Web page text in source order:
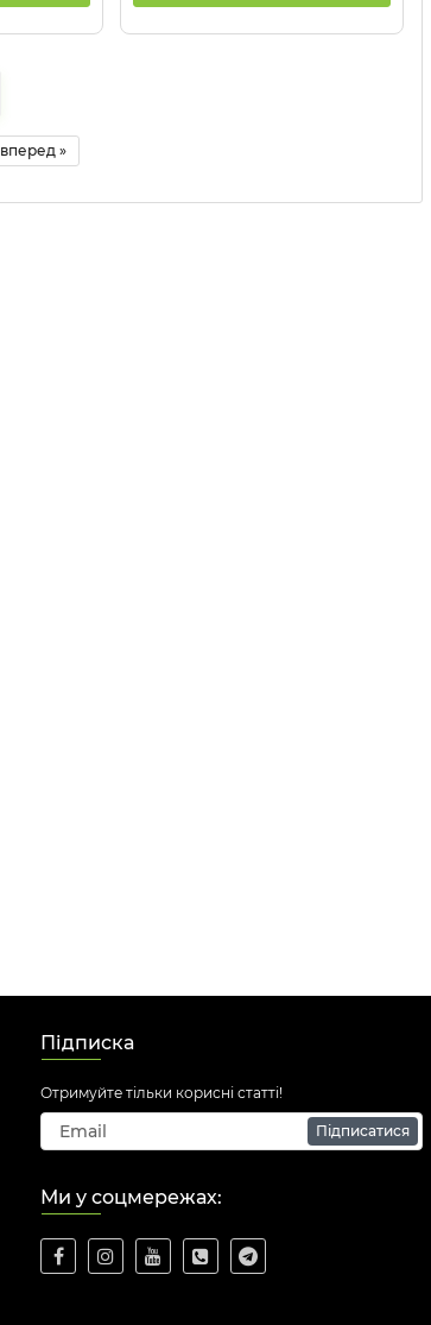
вперед »
Підписка
Отримуйте тільки корисні статті!
Підписатися
Ми у соцмережах: